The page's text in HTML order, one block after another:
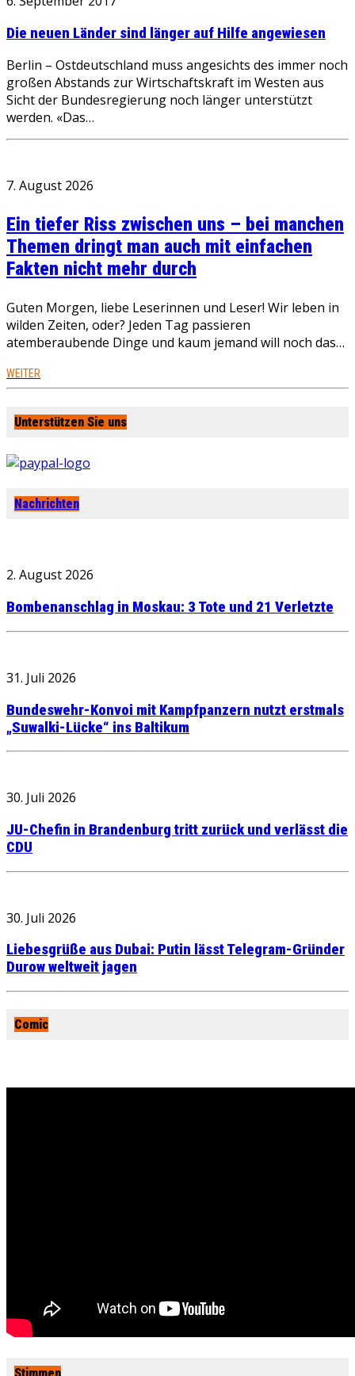
Die neuen Länder sind länger auf Hilfe angewiesen
Berlin – Ostdeutschland muss angesichts des immer noch
großen Abstands zur Wirtschaftskraft im Westen aus
Sicht der Bundesregierung noch länger unterstützt
werden. «Das…
7. August 2026
Ein tiefer Riss zwischen uns – bei manchen
Themen dringt man auch mit einfachen
Fakten nicht mehr durch
Guten Morgen, liebe Leserinnen und Leser! Wir leben in
wilden Zeiten, oder? Jeden Tag passieren
atemberaubende Dinge und kaum jemand will noch das…
WEITER
Unterstützen Sie uns
Nachrichten
2. August 2026
Bombenanschlag in Moskau: 3 Tote und 21 Verletzte
31. Juli 2026
Bundeswehr-Konvoi mit Kampfpanzern nutzt erstmals
„Suwalki-Lücke“ ins Baltikum
30. Juli 2026
JU-Chefin in Brandenburg tritt zurück und verlässt die
CDU
30. Juli 2026
Liebesgrüße aus Dubai: Putin lässt Telegram-Gründer
Durow weltweit jagen
Comic